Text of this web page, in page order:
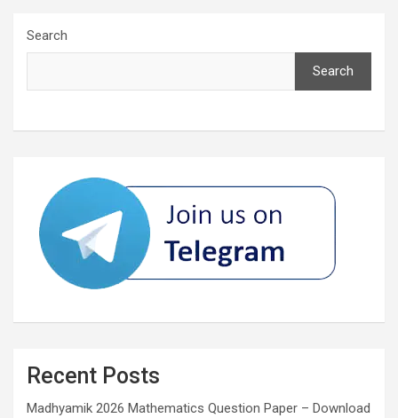
Search
Search
Recent Posts
Madhyamik 2026 Mathematics Question Paper – Download